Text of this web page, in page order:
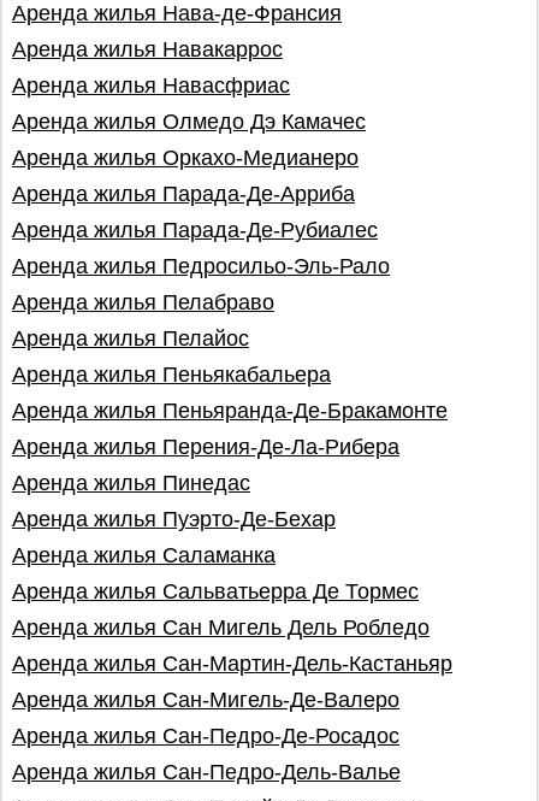
Аренда жилья Нава-де-Франсия
Аренда жилья Навакаррос
Аренда жилья Навасфриас
Аренда жилья Олмедо Дэ Камачес
Аренда жилья Оркахо-Медианеро
Аренда жилья Парада-Де-Арриба
Аренда жилья Парада-Де-Рубиалес
Аренда жилья Педросильо-Эль-Рало
Аренда жилья Пелабраво
Аренда жилья Пелайос
Аренда жилья Пеньякабальера
Аренда жилья Пеньяранда-Де-Бракамонте
Аренда жилья Перения-Де-Ла-Рибера
Аренда жилья Пинедас
Аренда жилья Пуэрто-Де-Бехар
Аренда жилья Саламанка
Аренда жилья Сальватьерра Де Тормес
Аренда жилья Сан Мигель Дель Робледо
Аренда жилья Сан-Мартин-Дель-Кастаньяр
Аренда жилья Сан-Мигель-Де-Валеро
Аренда жилья Сан-Педро-Де-Росадос
Аренда жилья Сан-Педро-Дель-Валье